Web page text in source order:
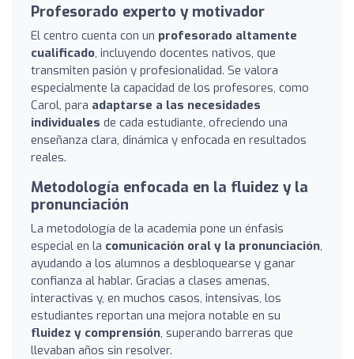
Profesorado experto y motivador
El centro cuenta con un profesorado altamente
cualificado, incluyendo docentes nativos, que
transmiten pasión y profesionalidad. Se valora
especialmente la capacidad de los profesores, como
Carol, para adaptarse a las necesidades
individuales de cada estudiante, ofreciendo una
enseñanza clara, dinámica y enfocada en resultados
reales.
Metodología enfocada en la fluidez y la
pronunciación
La metodología de la academia pone un énfasis
especial en la comunicación oral y la pronunciación,
ayudando a los alumnos a desbloquearse y ganar
confianza al hablar. Gracias a clases amenas,
interactivas y, en muchos casos, intensivas, los
estudiantes reportan una mejora notable en su
fluidez y comprensión, superando barreras que
llevaban años sin resolver.